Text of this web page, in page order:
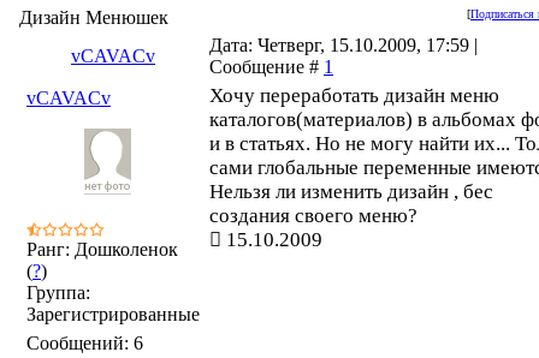
[Подписаться
Дизайн Менюшек
vCAVACv
Дата: Четверг, 15.10.2009, 17:59 |
Сообщение # 1
vCAVACv
Ранг: Дошколенок
(?)
Группа:
Зарегистрированные
Сообщений: 6
Хочу переработать дизайн меню
каталогов(материалов) в альбомах
и в статьях. Но не могу найти их...
сами глобальные переменные
Нельзя ли изменить дизайн , бес
создания своего меню?
15.10.2009